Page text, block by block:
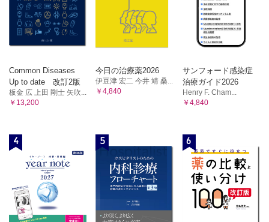
Common Diseases
Up to date 改訂2版
板金 広 上田 剛士 矢吹...
￥13,200
今日の治療薬2026
伊豆津 宏二 今井 靖 桑...
￥4,840
サンフォード感染症
治療ガイド2026
Henry F. Cham...
￥4,840
4 5 6